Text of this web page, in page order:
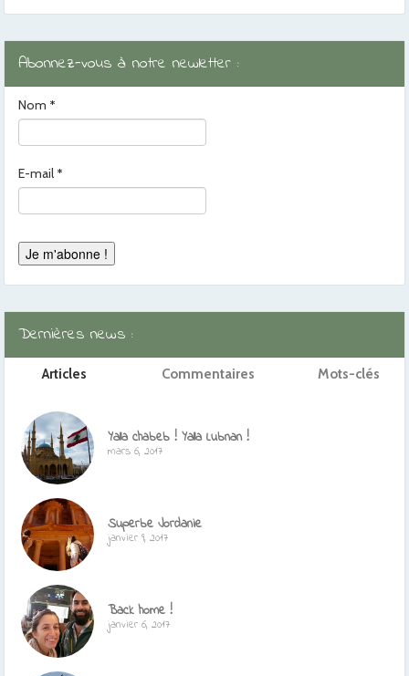
Abonnez-vous à notre newletter :
Nom *
E-mail *
Dernières news :
Articles Commentaires Mots-clés
Yalla chabeb ! Yalla Lubnan !
mars 6, 2017
Superbe Jordanie
janvier 9, 2017
Back home !
janvier 6, 2017